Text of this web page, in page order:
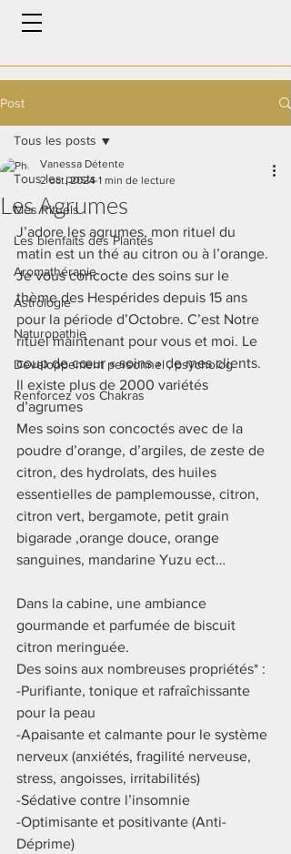
Post
Tous les posts
Mes Rituels
Les bienfaits des Plantes
Aromathérapie
Astrologie
Naturopathie
Developpement personnel , psycholog
Renforcez vos Chakras
Tous les posts
Les Agrumes
Vanessa Détente
2 oct. 2024 1 min de lecture
J’adore les agrumes, mon rituel du
matin est un thé au citron ou à l’orange.
Je vous concocte des soins sur le
thème des Hespérides depuis 15 ans
pour la période d’Octobre. C’est Notre
rituel maintenant pour vous et moi. Le
coup de cœur « soins » de mes clients.
Il existe plus de 2000 variétés
d’agrumes
Mes soins son concoctés avec de la
poudre d’orange, d’argiles, de zeste de
citron, des hydrolats, des huiles
essentielles de pamplemousse, citron,
citron vert, bergamote, petit grain
bigarade ,orange douce, orange
sanguines, mandarine Yuzu ect…
Dans la cabine, une ambiance
gourmande et parfumée de biscuit
citron meringuée.
Des soins aux nombreuses propriétés* :
-Purifiante, tonique et rafraîchissante
pour la peau
-Apaisante et calmante pour le système
nerveux (anxiétés, fragilité nerveuse,
stress, angoisses, irritabilités)
-Sédative contre l’insomnie
-Optimisante et positivante (Anti-
Déprime)